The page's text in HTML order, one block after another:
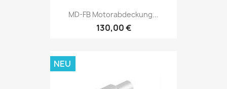
MD-FB Motorabdeckung...
130,00 €
NEU